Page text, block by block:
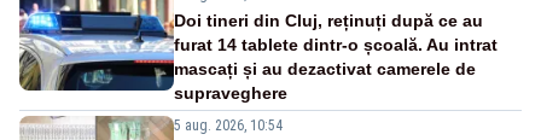
Doi tineri din Cluj, reținuți după ce au
furat 14 tablete dintr-o școală. Au intrat
mascați și au dezactivat camerele de
supraveghere
5 aug. 2026, 10:54